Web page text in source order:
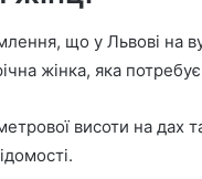
що у Львові на
жінка, яка
висоти на